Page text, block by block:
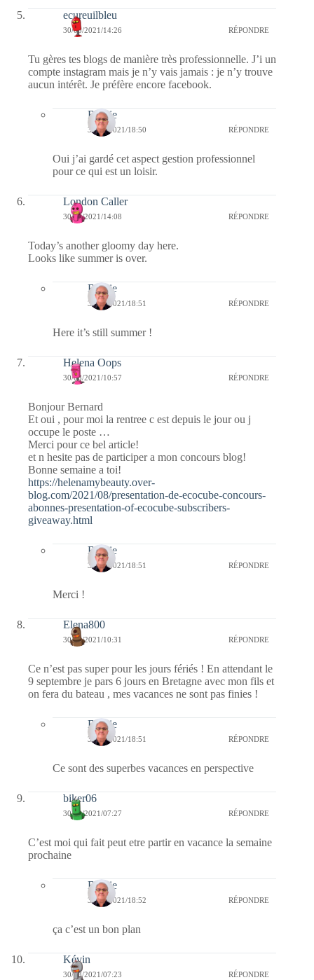
ecureuilbleu
30/08/2021/14:26 RÉPONDRE
Tu gères tes blogs de manière très professionnelle. J’i un
compte instagram mais je n’y vais jamais : je n’y trouve
aucun intérêt. Je préfère encore facebook.
Bernie
30/08/2021/18:50 RÉPONDRE
Oui j’ai gardé cet aspect gestion professionnel
pour ce qui est un loisir.
London Caller
30/08/2021/14:08 RÉPONDRE
Today’s another gloomy day here.
Looks like summer is over.
Bernie
30/08/2021/18:51 RÉPONDRE
Here it’s still summer !
Helena Oops
30/08/2021/10:57 RÉPONDRE
Bonjour Bernard
Et oui , pour moi la rentree c est depuis le jour ou j
occupe le poste …
Merci pour ce bel article!
et n hesite pas de participer a mon concours blog!
Bonne semaine a toi!
https://helenamybeauty.over-
blog.com/2021/08/presentation-de-ecocube-concours-
abonnes-presentation-of-ecocube-subscribers-
giveaway.html
Bernie
30/08/2021/18:51 RÉPONDRE
Merci !
Elena800
30/08/2021/10:31 RÉPONDRE
Ce n’est pas super pour les jours fériés ! En attendant le
9 septembre je pars 6 jours en Bretagne avec mon fils et
on fera du bateau , mes vacances ne sont pas finies !
Bernie
30/08/2021/18:51 RÉPONDRE
Ce sont des superbes vacances en perspective
biker06
30/08/2021/07:27 RÉPONDRE
C’est moi qui fait peut etre partir en vacance la semaine
prochaine
Bernie
30/08/2021/18:52 RÉPONDRE
ça c’est un bon plan
Kévin
30/08/2021/07:23 RÉPONDRE